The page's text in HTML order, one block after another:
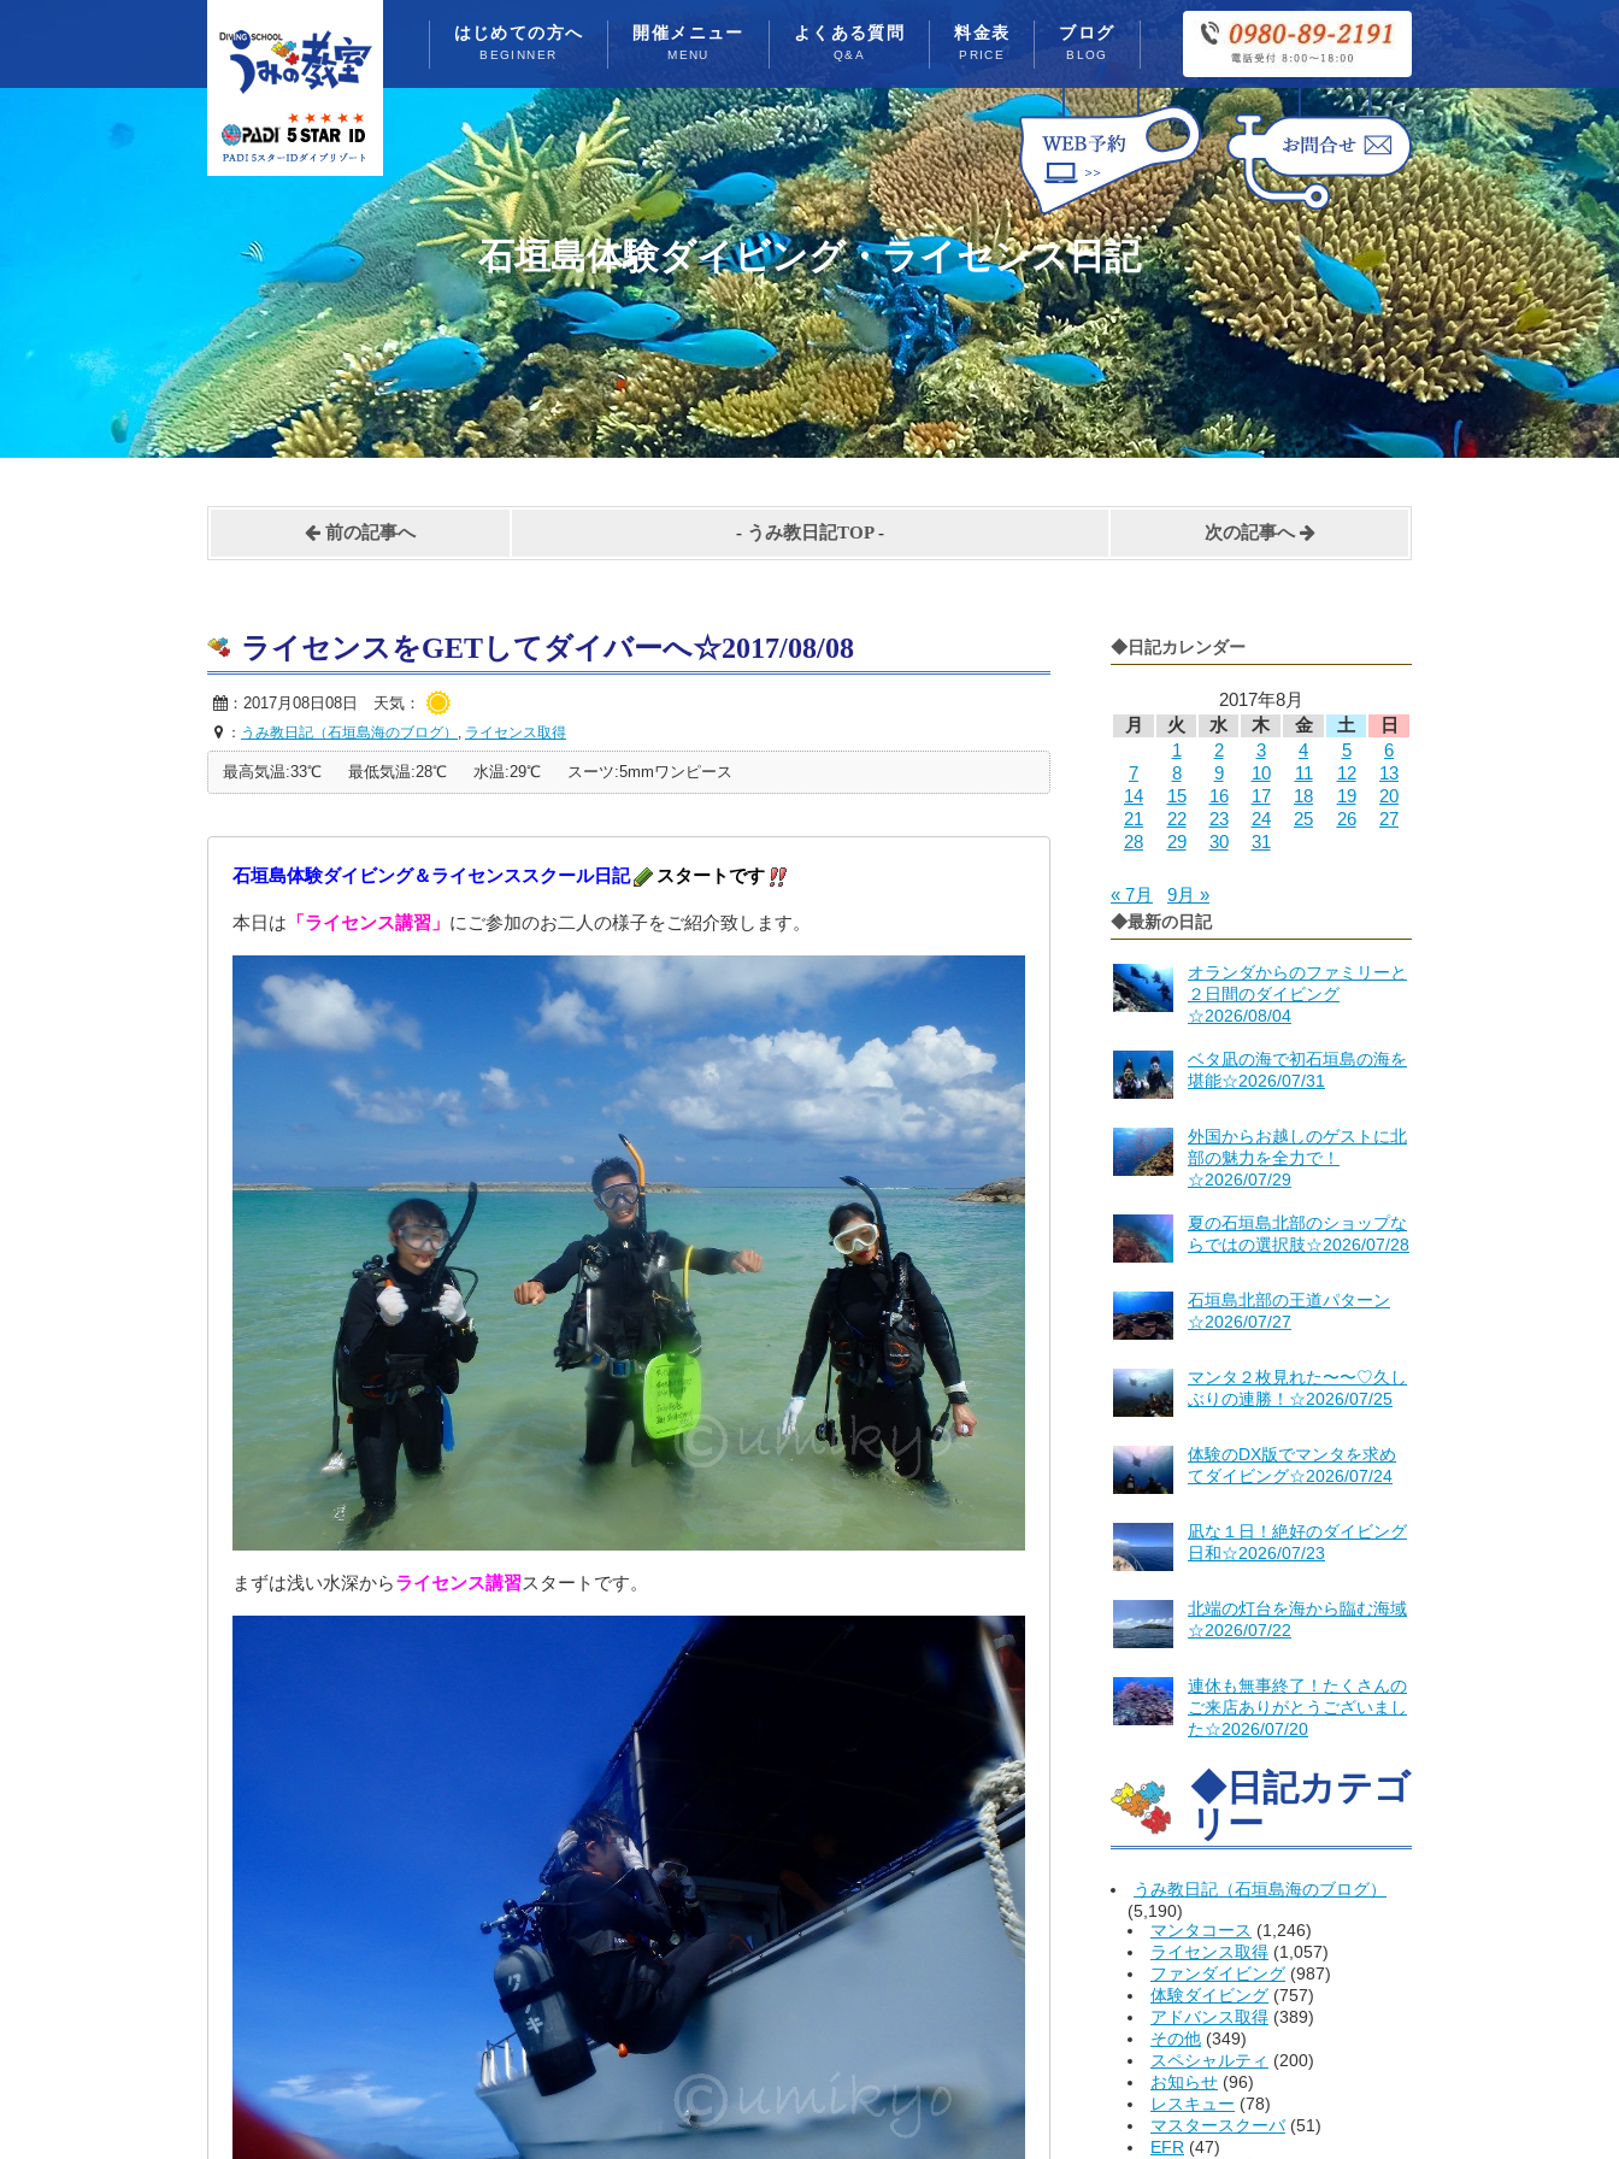
はじめての方へ
BEGINNER
開催メニュー
MENU
よくある質問
Q&A
料金表
PRICE
ブログ
BLOG
石垣島体験ダイビング・ライセンス日記
前の記事へ - うみ教日記TOP- 次の記事へ
◆日記カレンダー
2017年8月
月
火 水 木 金 土
日
1
2 3 4 5
6
7
8 9 10 11 12
13
14
15 16 17 18 19
20
21
22 23 24 25 26
27
28
29 30 31
« 7月 9月 »
◆最新の日記
オランダからのファミリーと
２日間のダイビング
☆2026/08/04
ベタ凪の海で初石垣島の海を
堪能☆2026/07/31
外国からお越しのゲストに北
部の魅力を全力で！
☆2026/07/29
夏の石垣島北部のショップな
らではの選択肢☆2026/07/28
石垣島北部の王道パターン
☆2026/07/27
マンタ２枚見れた〜〜♡久し
ぶりの連勝！☆2026/07/25
体験のDX版でマンタを求め
てダイビング☆2026/07/24
凪な１日！絶好のダイビング
日和☆2026/07/23
北端の灯台を海から臨む海域
☆2026/07/22
連休も無事終了！たくさんの
ご来店ありがとうございまし
た☆2026/07/20
◆日記カテゴ
リー
うみ教日記（石垣島海のブログ）
(5,190)
マンタコース (1,246)
ライセンス取得 (1,057)
ファンダイビング (987)
体験ダイビング (757)
アドバンス取得 (389)
その他 (349)
スペシャルティ (200)
お知らせ (96)
レスキュー (78)
マスタースクーバ(51)
EFR (47)
ライセンスをGETしてダイバーへ☆2017/08/08
：2017月08日08日 天気：
： うみ教日記（石垣島海のブログ） , ライセンス取得
最高気温:33℃ 最低気温:28℃ 水温:29℃ スーツ:5mmワンピース
石垣島体験ダイビング＆ライセンススクール日記 スタートです
本日は 「ライセンス講習」 にご参加のお二人の様子をご紹介致します。
まずは浅い水深からライセンス講習スタートです。